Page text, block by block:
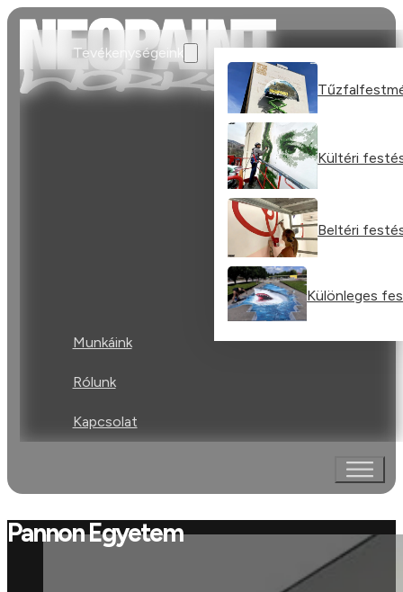
Tevékenységeink
Kültéri
Beltéri
Különleges
Munkáink
Rólunk
Kapcsolat
Pannon Egyetem